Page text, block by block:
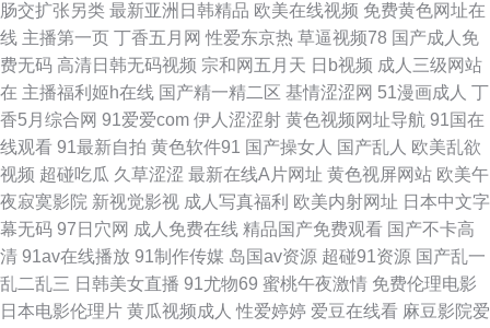
毛片 亚洲日韩欧美性爱 午夜福利小电影 精品一线视频 超碰思思热 欧美三级
免费电影 亚洲成人WWW 俺去啦俺去也操 人人操欧美精品 白丝喷水后入 老
司机操操 午夜福利激情 AV老司机 激情AV网址 日本簧色视频 91网战观看 国
产夫妻96 欧美人兽激情 在线资源91 天天操天天添 国产探花av 超碰免费电
影 青青草原99热 A级网站 久久午夜神器 午夜福利123 97亚洲中文字幕 韩国
美女主播青草 日韩艹艹13 成人海角社区 偷拍福利 国产极品天天插 日本操逼
肠交扩张另类 最新亚洲日韩精品 欧美在线视频 免费黄色网址在
线 主播第一页 丁香五月网 性爱东京热 草逼视频78 国产成人免
费无码 高清日韩无码视频 宗和网五月天 日b视频 成人三级网站
在 主播福利姬h在线 国产精一精二区 基情涩涩网 51漫画成人 丁
香5月综合网 91爱爱com 伊人涩涩射 黄色视频网址导航 91国在
线观看 91最新自拍 黄色软件91 国产操女人 国产乱人 欧美乱欲
视频 超碰吃瓜 久草涩涩 最新在线A片网址 黄色视屏网站 欧美午
夜寂寞影院 新视觉影视 成人写真福利 欧美内射网址 日本中文字
幕无码 97日穴网 成人免费在线 精品国产免费观看 国产不卡高
清 91av在线播放 91制作传媒 岛国av资源 超碰91资源 国产乱一
乱二乱三 日韩美女直播 91尤物69 蜜桃午夜激情 免费伦理电影
日本电影伦理片 黄瓜视频成人 性爱婷婷 爱豆在线看 麻豆影院爱